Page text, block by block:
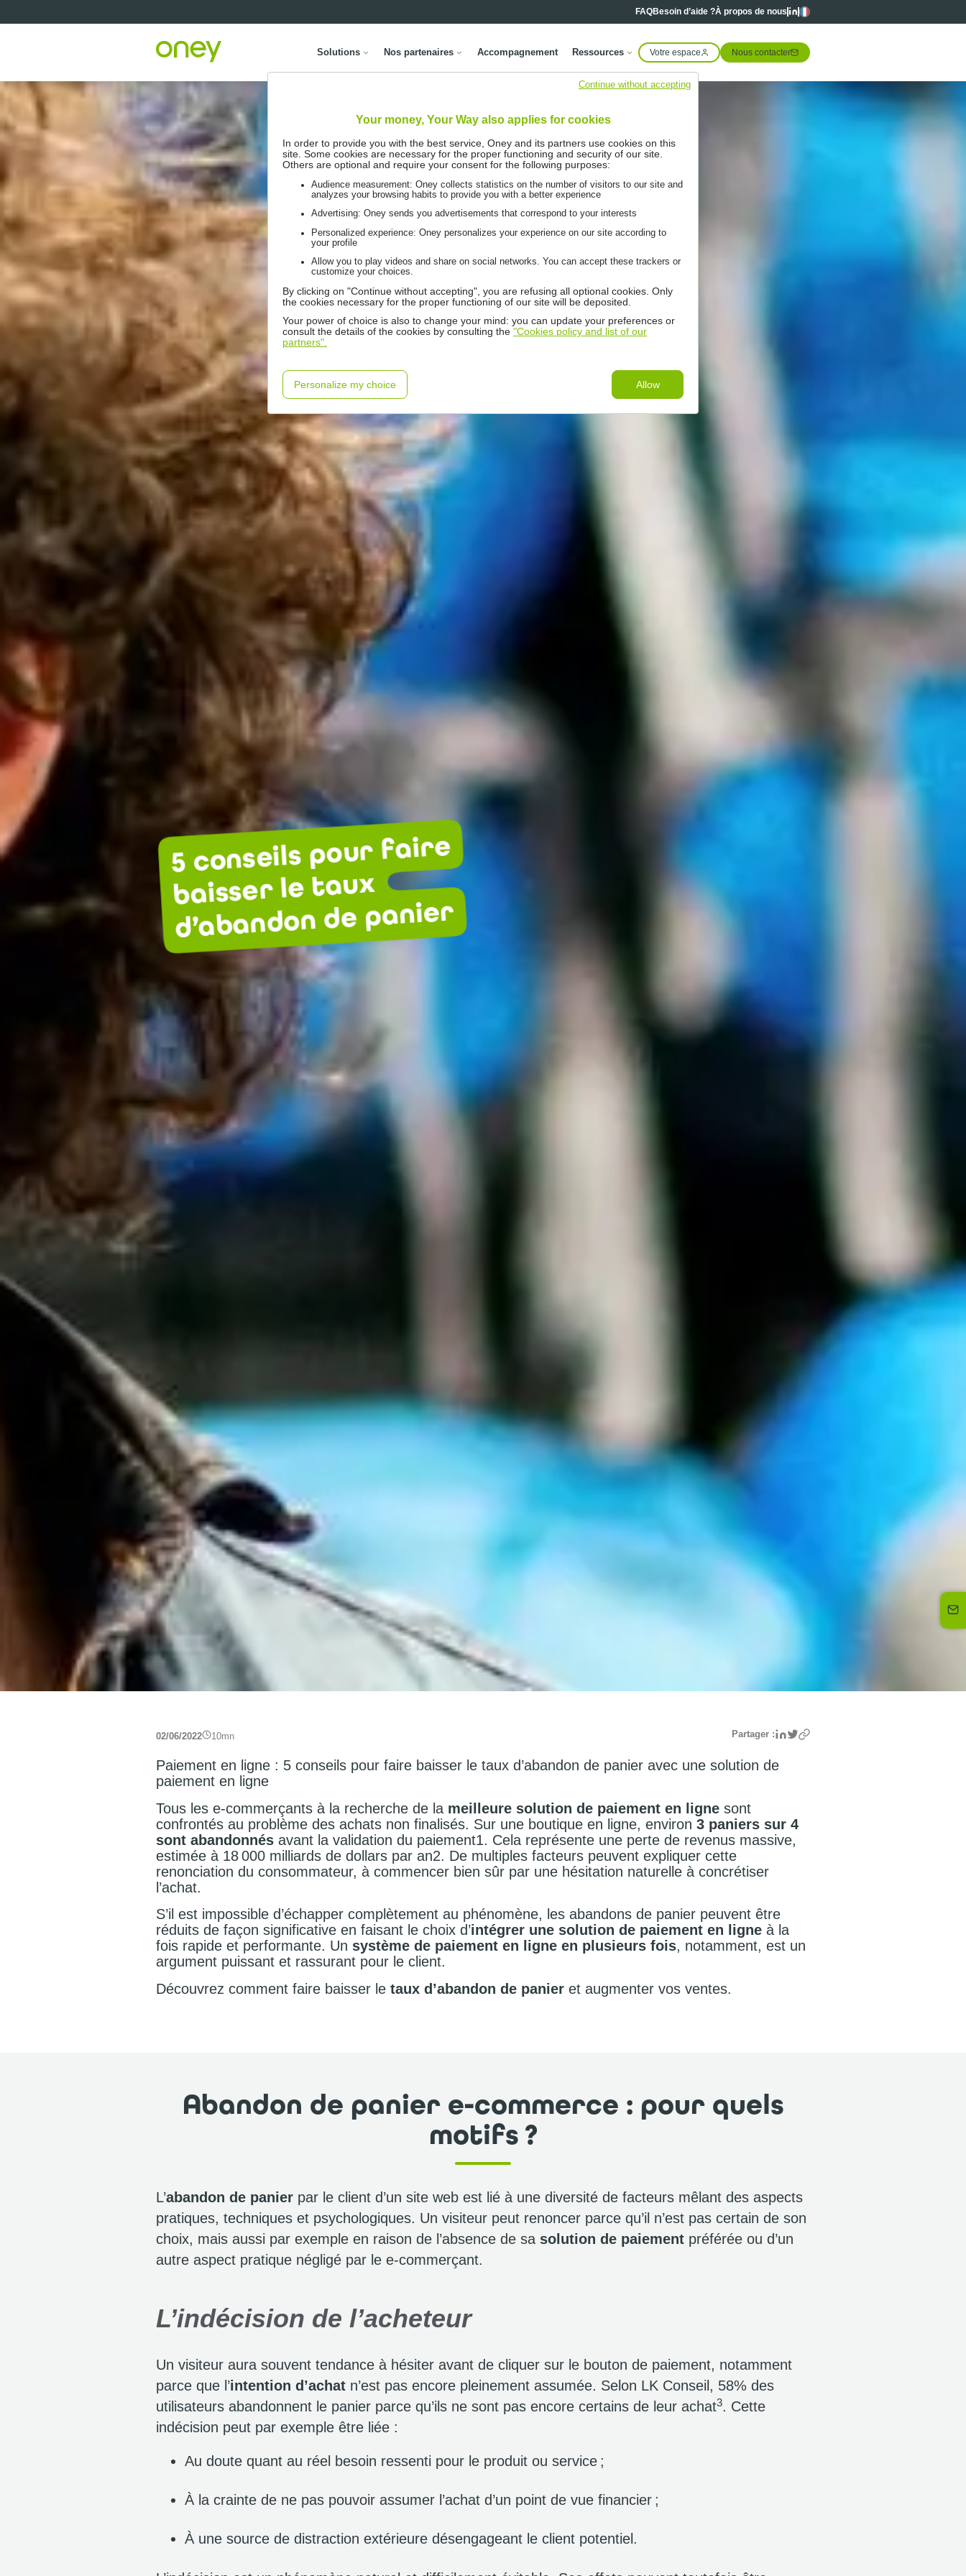
FAQBesoin d’aide ?À propos de nous Linkedin
Linkedin
Langues
Solutions Nos partenaires Accompagnement Ressources Votre espace Nous contacter
5 conseils pour faire
baisser le taux
d’abandon de panier
02/06/2022 10mn Partager : Linkedin
Twitter
Paiement en ligne : 5 conseils pour faire baisser le taux d’abandon de panier avec une solution de
paiement en ligne
Tous les e-commerçants à la recherche de la meilleure solution de paiement en ligne sont
confrontés au problème des achats non finalisés. Sur une boutique en ligne, environ 3 paniers sur 4
sont abandonnés avant la validation du paiement1. Cela représente une perte de revenus massive,
estimée à 18 000 milliards de dollars par an2. De multiples facteurs peuvent expliquer cette
renonciation du consommateur, à commencer bien sûr par une hésitation naturelle à concrétiser
l’achat.
S’il est impossible d’échapper complètement au phénomène, les abandons de panier peuvent être
réduits de façon significative en faisant le choix d’intégrer une solution de paiement en ligne à la
fois rapide et performante. Un système de paiement en ligne en plusieurs fois, notamment, est un
argument puissant et rassurant pour le client.
Découvrez comment faire baisser le taux d’abandon de panier et augmenter vos ventes.
Abandon de panier e-commerce : pour quels
motifs ?
L’abandon de panier par le client d’un site web est lié à une diversité de facteurs mêlant des aspects
pratiques, techniques et psychologiques. Un visiteur peut renoncer parce qu’il n’est pas certain de son
choix, mais aussi par exemple en raison de l’absence de sa solution de paiement préférée ou d’un
autre aspect pratique négligé par le e-commerçant.
L’indécision de l’acheteur
Un visiteur aura souvent tendance à hésiter avant de cliquer sur le bouton de paiement, notamment
parce que l’intention d’achat n’est pas encore pleinement assumée. Selon LK Conseil, 58% des
utilisateurs abandonnent le panier parce qu’ils ne sont pas encore certains de leur achat3. Cette
indécision peut par exemple être liée :
Au doute quant au réel besoin ressenti pour le produit ou service ;
À la crainte de ne pas pouvoir assumer l’achat d’un point de vue financier ;
À une source de distraction extérieure désengageant le client potentiel.
Your money, Your Way also applies for cookies
In order to provide you with the best service, Oney and its partners use cookies on this
site. Some cookies are necessary for the proper functioning and security of our site.
Others are optional and require your consent for the following purposes:
Audience measurement: Oney collects statistics on the number of visitors to our site and
analyzes your browsing habits to provide you with a better experience
Advertising: Oney sends you advertisements that correspond to your interests
Personalized experience: Oney personalizes your experience on our site according to
your profile
Allow you to play videos and share on social networks. You can accept these trackers or
customize your choices.
By clicking on "Continue without accepting", you are refusing all optional cookies. Only
the cookies necessary for the proper functioning of our site will be deposited.
Your power of choice is also to change your mind: you can update your preferences or
consult the details of the cookies by consulting the "Cookies policy and list of our
partners".
Personalize my choice Allow
Continue without accepting